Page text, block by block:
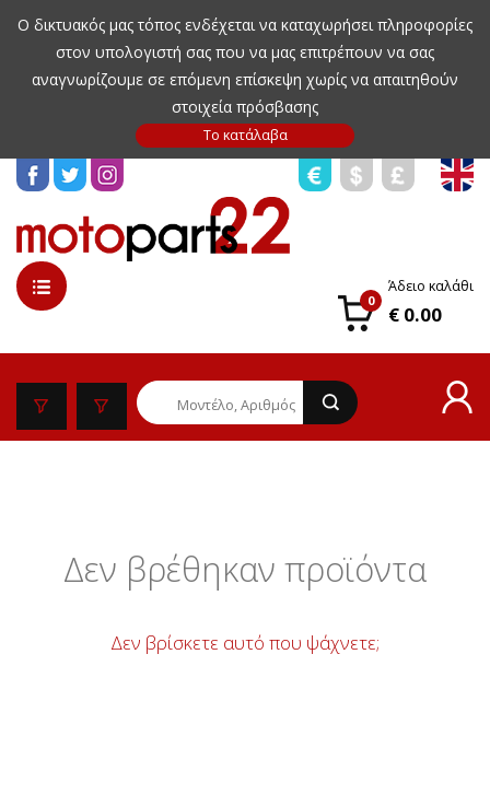
Ο δικτυακός μας τόπος ενδέχεται να καταχωρήσει πληροφορίες
στον υπολογιστή σας που να μας επιτρέπουν να σας
αναγνωρίζουμε σε επόμενη επίσκεψη χωρίς να απαιτηθούν
στοιχεία πρόσβασης
0
Άδειο καλάθι
€ 0.00
Δεν βρέθηκαν προϊόντα
Δεν βρίσκετε αυτό που ψάχνετε;